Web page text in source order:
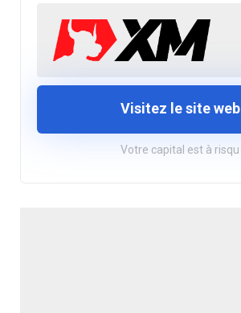
Visitez le site web
Votre capital est à risqu